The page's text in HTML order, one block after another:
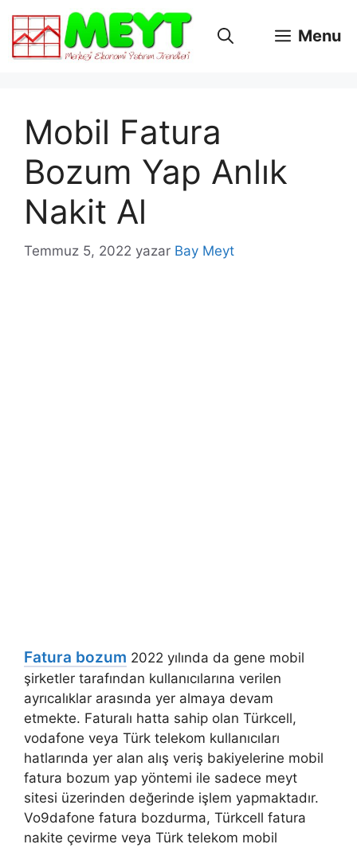
atla
Menu
Mobil Fatura
Bozum Yap Anlık
Nakit Al
Temmuz 5, 2022 yazar Bay Meyt
Fatura bozum 2022 yılında da gene mobil
şirketler tarafından kullanıcılarına verilen
ayrıcalıklar arasında yer almaya devam
etmekte. Faturalı hatta sahip olan Türkcell,
vodafone veya Türk telekom kullanıcıları
hatlarında yer alan alış veriş bakiyelerine mobil
fatura bozum yap yöntemi ile sadece meyt
sitesi üzerinden değerinde işlem yapmaktadır.
Vo9dafone fatura bozdurma, Türkcell fatura
nakite çevirme veya Türk telekom mobil